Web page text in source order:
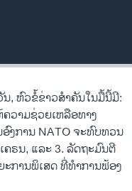
, ຫົວຂໍ້ຂ່າວສໍາຄັນໃນມື້ນີ້ມີ:
ວາມຊ່ວຍເຫລືອທາງ
ງການ NATO ຈະທົບທວນ
ຣນ, ແລະ 3. ລັດຖະມົນຕີ
ການພິເສດ ທີ່ທຳການຟ້ອງ